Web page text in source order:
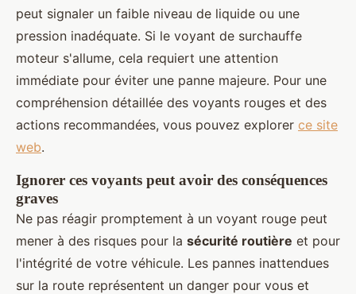
peut signaler un faible niveau de liquide ou une
pression inadéquate. Si le voyant de surchauffe
moteur s'allume, cela requiert une attention
immédiate pour éviter une panne majeure. Pour une
compréhension détaillée des voyants rouges et des
actions recommandées, vous pouvez explorer ce site
web.
Ignorer ces voyants peut avoir des conséquences
graves
Ne pas réagir promptement à un voyant rouge peut
mener à des risques pour la sécurité routière et pour
l'intégrité de votre véhicule. Les pannes inattendues
sur la route représentent un danger pour vous et